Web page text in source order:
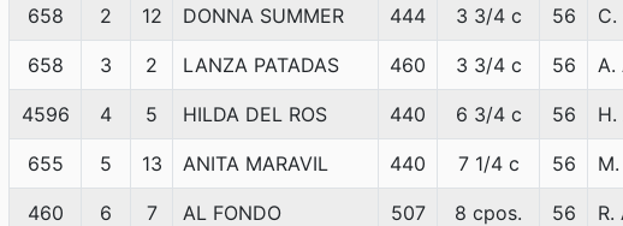
658 2 12 DONNA SUMMER 444 3 3/4 c 56 C.
658 3 2 LANZA PATADAS 460 3 3/4 c 56 A.
4596 4 5 HILDA DEL ROS 440 6 3/4 c 56 H.
655 5 13 ANITA MARAVIL 440 7 1/4 c 56
460 6 7 AL FONDO 507 8 cpos. 56 R.